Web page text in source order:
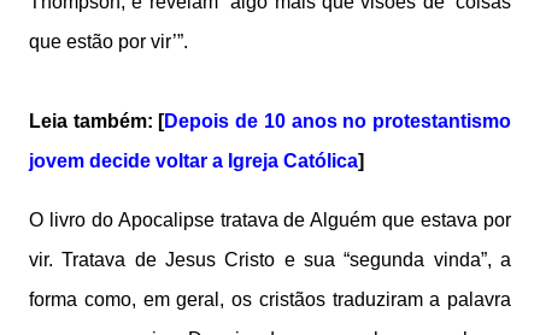
que estão por vir’”.
Leia também: [Depois de 10 anos no protestantismo
jovem decide voltar a Igreja Católica]
O livro do Apocalipse tratava de Alguém que estava por
vir. Tratava de Jesus Cristo e sua “segunda vinda”, a
forma como, em geral, os cristãos traduziram a palavra